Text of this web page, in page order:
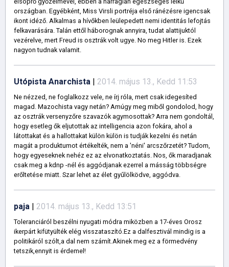
országban. Egyébként, Miss Virsli portréja első ránézésre igencsak
ikont idéző. Alkalmas a hívőkben leülepedett nemi identitás lefojtás
felkavarására. Talán ettől háborognak annyira, tudat alattijuktól
vezérelve, mert Freud is osztrák volt ugye. No meg Hitler is. Ezek
nagyon tudnak valamit.
Utópista Anarchista | 2014. május 13., Kedd 11:53
Ne nézzed, ne foglalkozz vele, ne írj róla, mert csak idegesíted
magad. Mazochista vagy netán? Amúgy meg miből gondolod, hogy
az osztrák versenyzőre szavazók agymosottak? Arra nem gondoltál,
hogy esetleg ők eljutottak az intelligencia azon fokára, ahol a
látottakat és a hallottakat külön külön is tudják kezelni és netán
magát a produktumot értékelték, nem a 'néni' arcszőrzetét? Tudom,
hogy egyeseknek nehéz ez az elvonatkoztatás. Nos, ők maradjanak
csak meg a kdnp -nél és aggódjanak ezerrel a másság többségre
erőltetése miatt. Szar lehet az élet gyűlölködve, aggódva.
paja | 2014. május 13., Kedd 13:51
Toleranciáról beszélni nyugati módra miközben a 17-éves Orosz
ikerpárt kifütyülték elég visszataszító.Ez a dalfesztivál mindig is a
politikáról szólt,a dal nem számít.Akinek meg ez a förmedvény
tetszik,ennyit is érdemel!